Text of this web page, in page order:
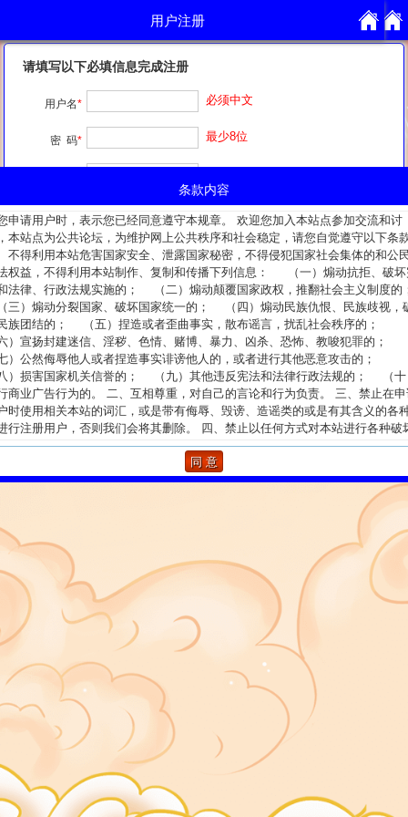
用户注册
条款内容
申请用户时，表示您已经同意遵守本规章。 欢迎您加入本站点参加交流和讨
本站点为公共论坛，为维护网上公共秩序和社会稳定，请您自觉遵守以下条
不得利用本站危害国家安全、泄露国家秘密，不得侵犯国家社会集体的和公
权益，不得利用本站制作、复制和传播下列信息： （一）煽动抗拒、破坏
法律、行政法规实施的； （二）煽动颠覆国家政权，推翻社会主义制度的
）煽动分裂国家、破坏国家统一的； （四）煽动民族仇恨、民族歧视，
族团结的； （五）捏造或者歪曲事实，散布谣言，扰乱社会秩序的；
）宣扬封建迷信、淫秽、色情、赌博、暴力、凶杀、恐怖、教唆犯罪的；
）公然侮辱他人或者捏造事实诽谤他人的，或者进行其他恶意攻击的；
）损害国家机关信誉的； （九）其他违反宪法和法律行政法规的； （十
商业广告行为的。 二、互相尊重，对自己的言论和行为负责。 三、禁止在
时使用相关本站的词汇，或是带有侮辱、毁谤、造谣类的或是有其含义的各
行注册用户，否则我们会将其删除。 四、禁止以任何方式对本站进行各种破
。 五、如果您有违反国家相关法律法规的行为，本站概不负责，您的登录论
均被记录无疑，必要时，我们会向相关的国家管理部门提供此类信息。
用户注册
请填写以下必填信息完成注册
用户名* 必须中文
密 码* 最少8位
注册原因 *
我已阅读并完全同意条款内容